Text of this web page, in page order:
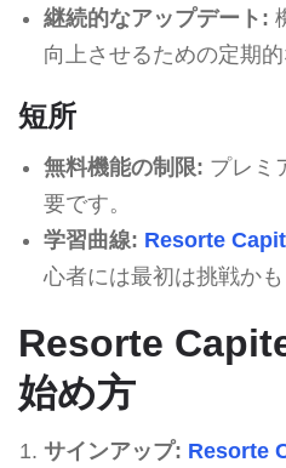
継続的なアップデート:
向上させるための定期
短所
無料機能の制限: プレミ
要です。
学習曲線: Resorte
心者には最初は挑戦かも
Resorte
始め方
サインアップ: Resorte